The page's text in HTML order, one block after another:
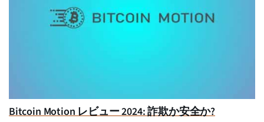
Bitcoin Motion レビュー 2024: 詐欺か安全か?